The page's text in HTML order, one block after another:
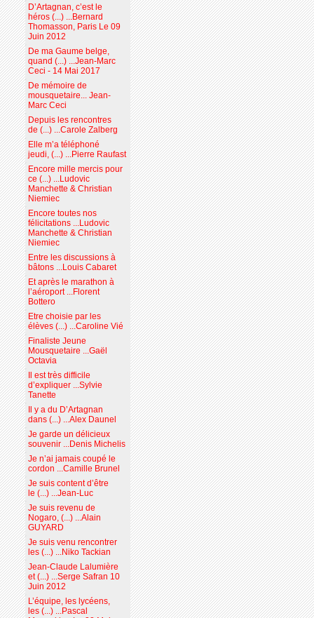
D’Artagnan, c’est le
héros (...) ...Bernard
Thomasson, Paris Le 09
Juin 2012
De ma Gaume belge,
quand (...) ...Jean-Marc
Ceci - 14 Mai 2017
De mémoire de
mousquetaire... Jean-
Marc Ceci
Depuis les rencontres
de (...) ...Carole Zalberg
Elle m’a téléphoné
jeudi, (...) ...Pierre Raufast
Encore mille mercis pour
ce (...) ...Ludovic
Manchette & Christian
Niemiec
Encore toutes nos
félicitations ...Ludovic
Manchette & Christian
Niemiec
Entre les discussions à
bâtons ...Louis Cabaret
Et après le marathon à
l’aéroport ...Florent
Bottero
Etre choisie par les
élèves (...) ...Caroline Vié
Finaliste Jeune
Mousquetaire ...Gaël
Octavia
Il est très difficile
d’expliquer ...Sylvie
Tanette
Il y a du D’Artagnan
dans (...) ...Alex Daunel
Je garde un délicieux
souvenir ...Denis Michelis
Je n’ai jamais coupé le
cordon ...Camille Brunel
Je suis content d’être
le (...) ...Jean-Luc
Je suis revenu de
Nogaro, (...) ...Alain
GUYARD
Je suis venu rencontrer
les (...) ...Niko Tackian
Jean-Claude Lalumière
et (...) ...Serge Safran 10
Juin 2012
L’équipe, les lycéens,
les (...) ...Pascal